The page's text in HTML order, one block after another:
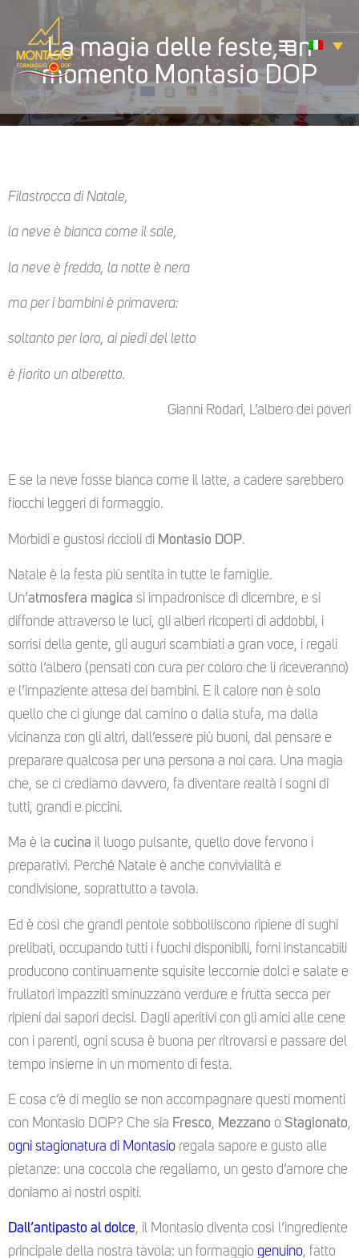
La magia delle feste, un
momento Montasio DOP
Filastrocca di Natale,
la neve è bianca come il sale,
la neve è fredda, la notte è nera
ma per i bambini è primavera:
soltanto per loro, ai piedi del letto
è fiorito un alberetto.
Gianni Rodari, L’albero dei poveri
E se la neve fosse bianca come il latte, a cadere sarebbero
fiocchi leggeri di formaggio.
Morbidi e gustosi riccioli di Montasio DOP.
Natale è la festa più sentita in tutte le famiglie.
Un’atmosfera magica si impadronisce di dicembre, e si
diffonde attraverso le luci, gli alberi ricoperti di addobbi, i
sorrisi della gente, gli auguri scambiati a gran voce, i regali
sotto l’albero (pensati con cura per coloro che li riceveranno)
e l’impaziente attesa dei bambini. E il calore non è solo
quello che ci giunge dal camino o dalla stufa, ma dalla
vicinanza con gli altri, dall’essere più buoni, dal pensare e
preparare qualcosa per una persona a noi cara. Una magia
che, se ci crediamo davvero, fa diventare realtà i sogni di
tutti, grandi e piccini.
Ma è la cucina il luogo pulsante, quello dove fervono i
preparativi. Perché Natale è anche convivialità e
condivisione, soprattutto a tavola.
Ed è così che grandi pentole sobbolliscono ripiene di sughi
prelibati, occupando tutti i fuochi disponibili, forni instancabili
producono continuamente squisite leccornie dolci e salate e
frullatori impazziti sminuzzano verdure e frutta secca per
ripieni dai sapori decisi. Dagli aperitivi con gli amici alle cene
con i parenti, ogni scusa è buona per ritrovarsi e passare del
tempo insieme in un momento di festa.
E cosa c’è di meglio se non accompagnare questi momenti
con Montasio DOP? Che sia Fresco, Mezzano o Stagionato,
ogni stagionatura di Montasio regala sapore e gusto alle
pietanze: una coccola che regaliamo, un gesto d’amore che
doniamo ai nostri ospiti.
Dall’antipasto al dolce, il Montasio diventa così l’ingrediente
principale della nostra tavola: un formaggio genuino, fatto